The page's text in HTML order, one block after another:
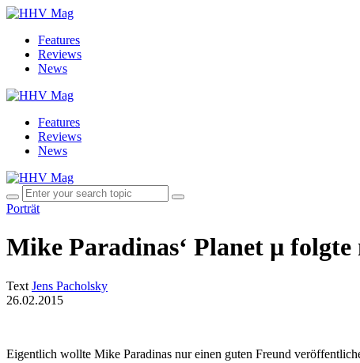
Features
Reviews
News
Features
Reviews
News
Porträt
Mike Paradinas‘ Planet µ
Text Jens Pacholsky
26.02.2015
Eigentlich wollte Mike Paradinas nur einen guten Freund